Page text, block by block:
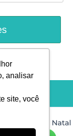
analisar
site, você
contato para
em Natal